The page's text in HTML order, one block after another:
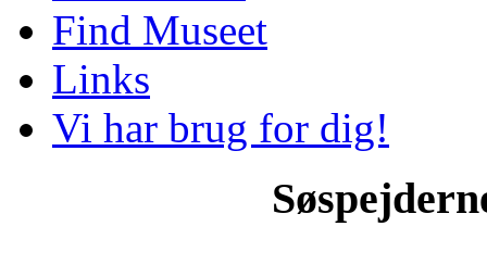
Find Museet
Links
Vi har brug for dig!